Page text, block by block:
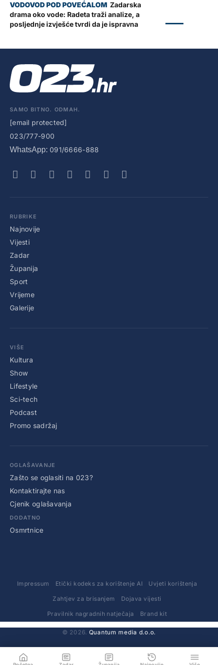
Zadarska
drama oko vode: Radeta traži analize, a
posljednje izvješće tvrdi da je ispravna
SAMO BITNO. ODMAH.
[email protected]
023/777-900
WhatsApp: 091/6666-888
RUBRIKE
Najnovije
Vijesti
Zadar
Županija
Sport
Vrijeme
Galerije
VIŠE
Kultura
Show
Lifestyle
Sci-tech
Podcast
Promo sadržaj
OGLAŠAVANJE
Zašto se oglasiti na 023?
Kontaktirajte nas
Cjenik oglašavanja
DODATNO
Osmrtnice
Impressum Etički kodeks za korištenje AI Uvjeti korištenja
Zahtjev za brisanjem Dojava vijesti
Pravilnik nagradnih natječaja Brand kit
© 2026. Quantum media d.o.o.